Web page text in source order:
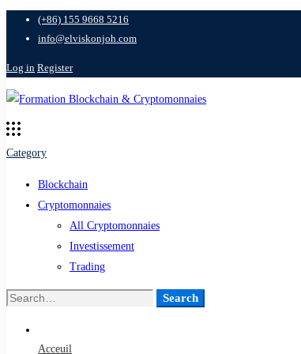
(+86) 155 9668 5216
info@elviskonjoh.com
Log in Register
Category
Blockchain
Cryptomonnaies
All Cryptomonnaies
Investissement
Trading
Search
Search
Acceuil